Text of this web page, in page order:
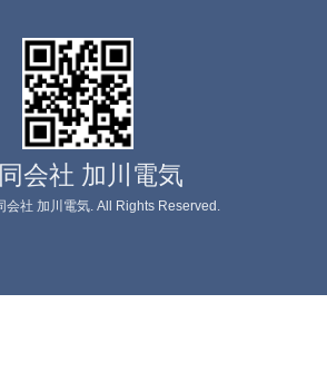
会社 加川電気
会社 加川電気 . All Rights Reserved.